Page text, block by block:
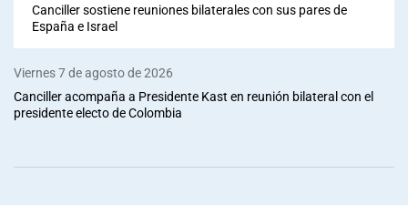
Canciller sostiene reuniones bilaterales con sus pares de
España e Israel
Viernes 7 de agosto de 2026
Canciller acompaña a Presidente Kast en reunión bilateral con el
presidente electo de Colombia